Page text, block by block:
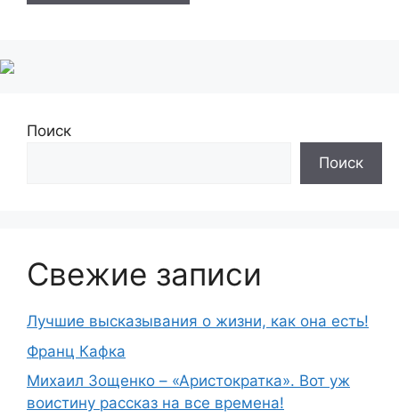
Поиск
Поиск
Свежие записи
Лучшие высказывания о жизни, как она есть!
Франц Кафка
Михаил Зощенко – «Аристократка». Вот уж
воистину рассказ на все времена!